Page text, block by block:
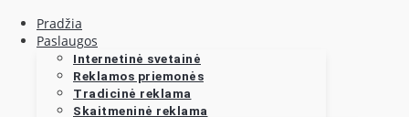
Pradžia
Paslaugos
Internetinė svetainė
Reklamos priemonės
Tradicinė reklama
Skaitmeninė reklama